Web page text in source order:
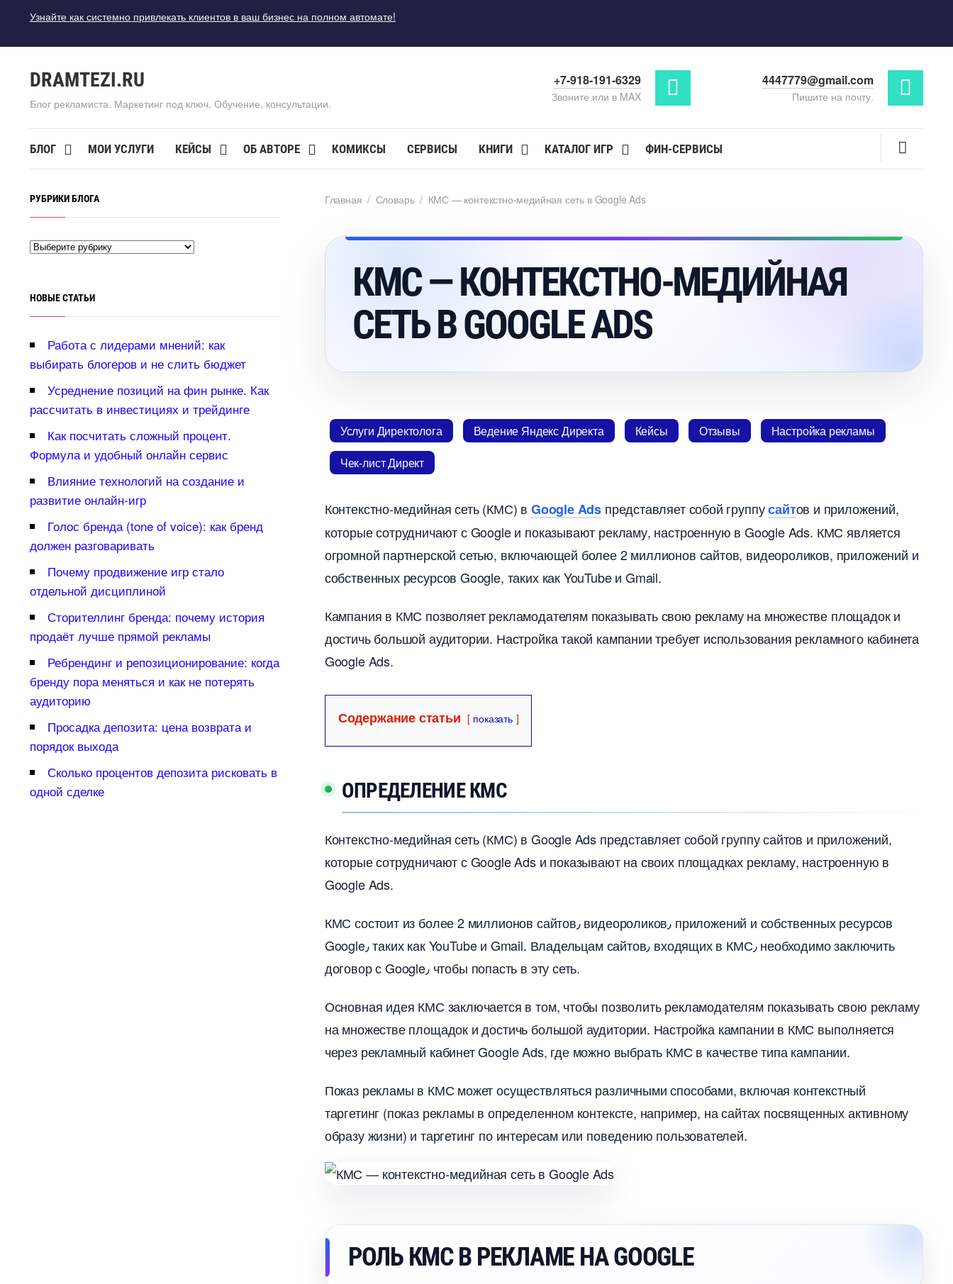
Узнайте как системно привлекать клиентов в ваш бизнес на полном автомате!
DRAMTEZI.RU
Блог рекламиста. Маркетинг под ключ. Обучение, консультации.
+7-918-191-6329
Звоните или в MAX
4447779@gmail.com
Пишите на почту.
БЛОГ МОИ УСЛУГИ КЕЙСЫ ОБ АВТОРЕ КОМИКСЫ СЕРВИСЫ КНИГИ КАТАЛОГ ИГР ФИН-СЕРВИСЫ
Главная / Словарь/ КМС — контекстно-медийная сеть в Google Ads
КМС — КОНТЕКСТНО-МЕДИЙНАЯ
СЕТЬ В GOOGLE ADS
Услуги Директолога едение Яндекс Директа Кейсы Отзывы
Настройка рекламы
Чек-лист Директ
Контекстно-медийная сеть (КМС) Google Ads представляет собой группусайтов и приложений,
которые сотрудничают с Google и показывают рекламу, настроенную в Google Ads.​ КМС является
огромной партнерской сетью, включающей более 2 миллионов сайтов, видеороликов, приложений и
собственных ресурсов Google, таких как YouTube и Gmail.​
Кампания в КМС позволяет рекламодателям показывать свою рекламу на множестве площадок и
достичь большой аудитории. Настройка такой кампании требует использования рекламного кабинета
Google Ads.​
Содержание статьи показать
ОПРЕДЕЛЕНИЕ КМС
Контекстно-медийная сеть (КМС) в Google Ads представляет собой группу сайтов и приложений,
которые сотрудничают с Google Ads и показывают на своих площадках рекламу, настроенную
Google Ads.​
КМС состоит из более 2 миллионов сайтов٫ видеороликов٫ приложений и собственных ресурсо
Google٫ таких как YouTube и Gmail.​ Владельцам сайтов٫ входящих в КМС٫ необходимо заключить
договор с Google٫ чтобы попасть в эту сеть.​
Основная идея КМС заключается в том, чтобы позволить рекламодателям показывать свою рекламу
на множестве площадок и достичь большой аудитории. Настройка кампании в КМС выполняется
через рекламный кабинет Google Ads, где можно выбрать КМС в качестве типа кампании.​
Показ рекламы в КМС может осуществляться различными способами, включая контекстный
таргетинг (показ рекламы в определенном контексте, например, на сайтах посвященных активному
образу жизни) и таргетинг по интересам или поведению пользователей.
РОЛЬ КМС В РЕКЛАМЕ НА GOOGLE
РУБРИКИ БЛОГА
НОВЫЕ СТАТЬИ
Работа с лидерами мнений: как
ыбирать блогеров и не слить бюджет
Усреднение позиций на фин рынке. Как
рассчитать в инвестициях и трейдинге
Как посчитать сложный процент.
Формула и удобный онлайн сервис
лияние технологий на создание и
развитие онлайн-игр
Голос бренда (tone of voice): как бренд
должен разговаривать
Почему продвижение игр стало
отдельной дисциплиной
Сторителлинг бренда: почему история
продаёт лучше прямой рекламы
Ребрендинг и репозиционирование: когда
ренду пора меняться и как не потерять
аудиторию
Просадка депозита: цена возврата и
порядок выхода
Сколько процентов депозита рисковать
одной сделке